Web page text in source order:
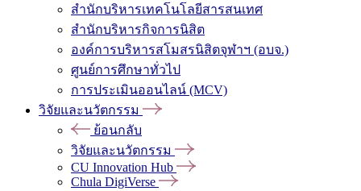
สำนักบริหารเทคโนโลยีสารสนเทศ
สำนักบริหารกิจการนิสิต
องค์การบริหารสโมสรนิสิตจุฬาฯ (อบจ.)
ศูนย์การศึกษาทั่วไป
การประเมินออนไลน์ (MCV)
วิจัยและนวัตกรรม
ย้อนกลับ
วิจัยและนวัตกรรม
CU Innovation Hub
Chula DigiVerse